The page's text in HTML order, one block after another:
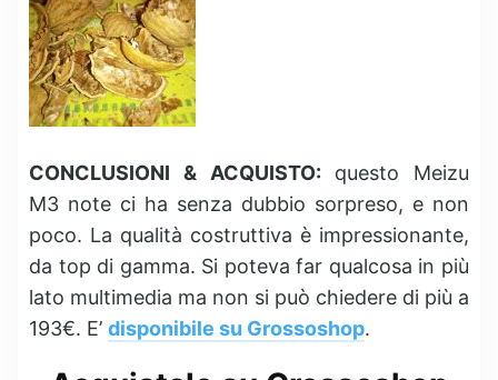
CONCLUSIONI & ACQUISTO: questo Meizu
M3 note ci ha senza dubbio sorpreso, e non
poco. La qualità costruttiva è impressionante,
da top di gamma. Si poteva far qualcosa in più
lato multimedia ma non si può chiedere di più a
193€. E’ disponibile su Grossoshop.